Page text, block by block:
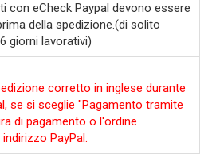
con eCheck Paypal devono essere
della spedizione.(di solito
giorni lavorativi)
corretto in inglese durante
se si sceglie "Pagamento tramite
di pagamento o l'ordine
PayPal.